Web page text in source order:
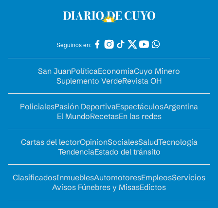
Seguinos en:
San JuanPolíticaEconomíaCuyo Minero
Suplemento VerdeRevista OH
PolicialesPasión DeportivaEspectáculosArgentina
El MundoRecetasEn las redes
Cartas del lectorOpinionSocialesSaludTecnología
TendenciaEstado del tránsito
ClasificadosInmueblesAutomotoresEmpleosServicios
Avisos Fúnebres y MisasEdictos